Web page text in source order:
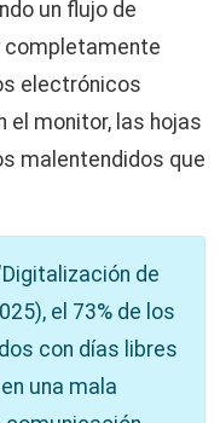
un flujo de
completamente
electrónicos
el monitor, las hojas
malentendidos que
de
el 73% de los
con días libres
una mala